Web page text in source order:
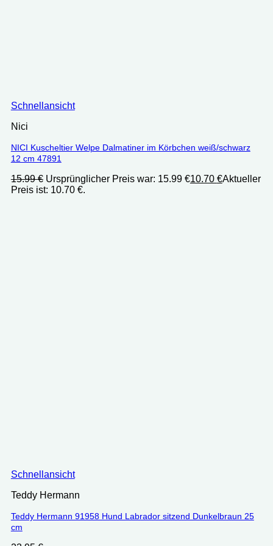
Schnellansicht
Nici
NICI Kuscheltier Welpe Dalmatiner im Körbchen weiß/schwarz
12 cm 47891
15.99€ Ursprünglicher Preis war: 15.99 €10.70 €Aktueller
Preis ist: 10.70 €.
Schnellansicht
Teddy Hermann
Teddy Hermann 91958 Hund Labrador sitzend Dunkelbraun 25
cm